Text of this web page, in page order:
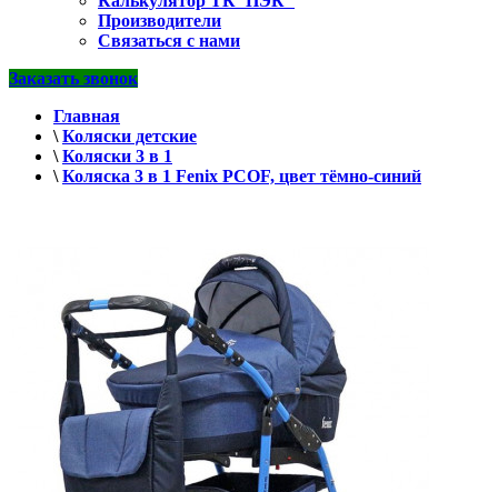
Производители
Связаться с нами
Заказать звонок
Главная
\Коляски детские
\Коляски 3 в 1
\Коляска 3 в 1 Fenix PCOF, цвет тёмно-синий